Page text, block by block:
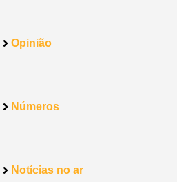
Opinião
Números
Notícias no ar